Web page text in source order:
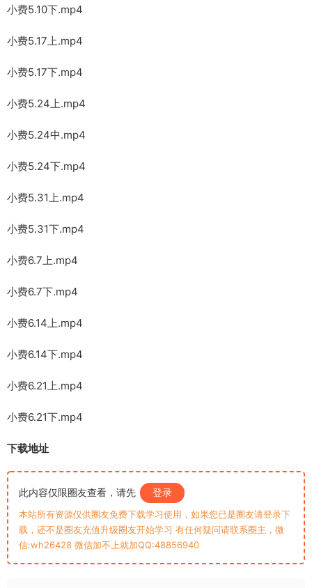
小费5.10下.mp4
小费5.17上.mp4
小费5.17下.mp4
小费5.24上.mp4
小费5.24中.mp4
小费5.24下.mp4
小费5.31上.mp4
小费5.31下.mp4
小费6.7上.mp4
小费6.7下.mp4
小费6.14上.mp4
小费6.14下.mp4
小费6.21上.mp4
小费6.21下.mp4
下载地址
此内容仅限圈友查看，请先 登录
本站所有资源仅供圈友免费下载学习使用，如果您已是圈友请登录下
载，还不是圈友充值升级圈友开始学习 有任何疑问请联系圈主，微
信:wh26428 微信加不上就加QQ:48856940